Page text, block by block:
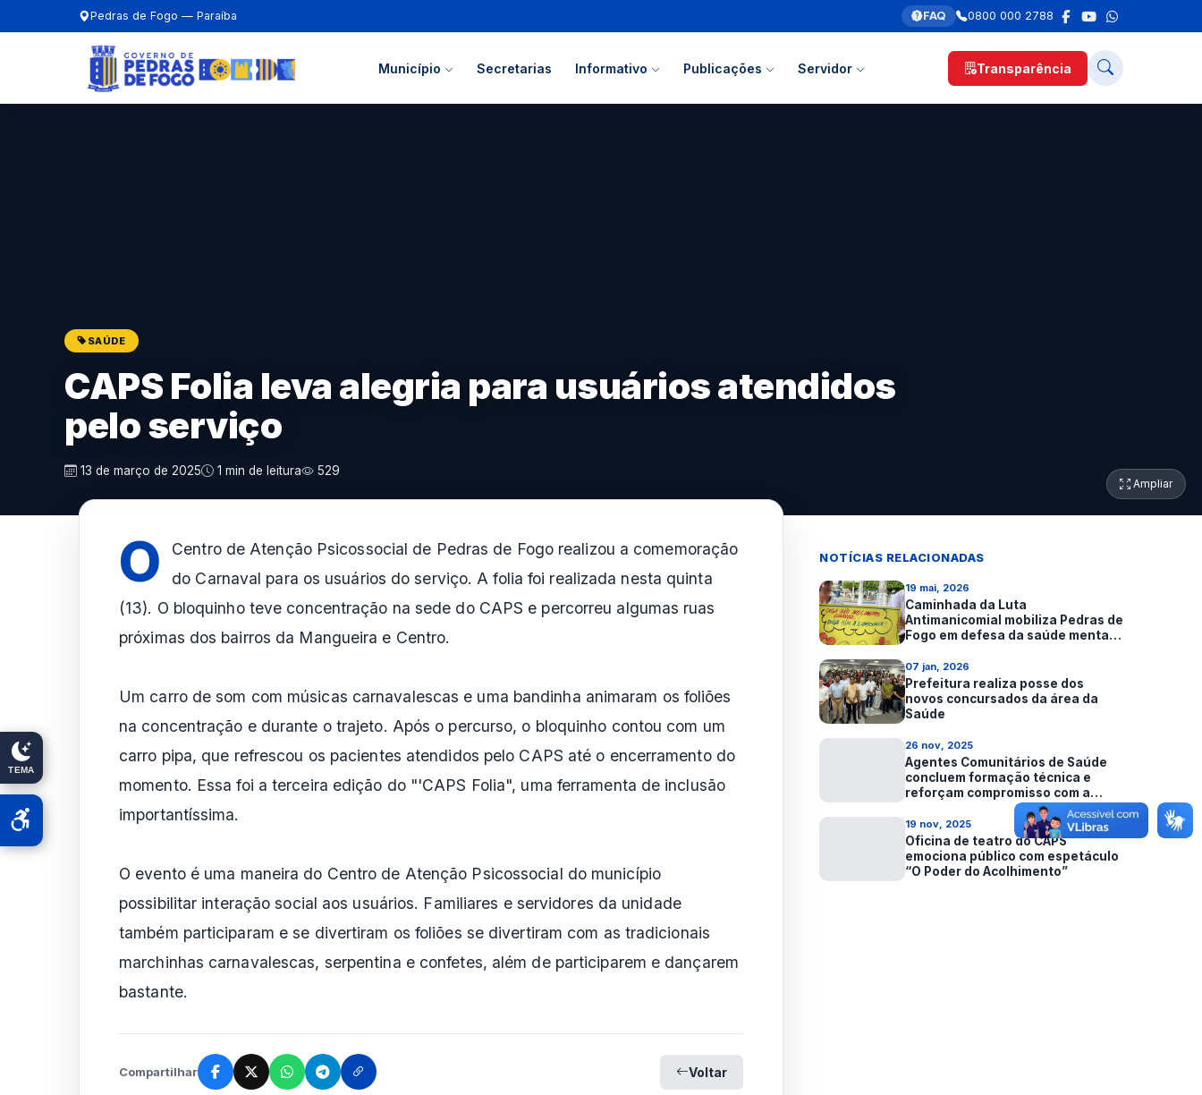
TEMA
Pedras de Fogo — Paraíba FAQ 0800 000 2788
Município Secretarias Informativo Publicações Servidor Transparência
SAÚDE
CAPS Folia leva alegria para usuários atendidos
pelo serviço
13 de março de 2025 1 min de leitura 529
Ampliar
O
Centro de Atenção Psicossocial de Pedras de Fogo realizou a comemoração
do Carnaval para os usuários do serviço. A folia foi realizada nesta quinta
(13). O bloquinho teve concentração na sede do CAPS e percorreu algumas ruas
próximas dos bairros da Mangueira e Centro.
Um carro de som com músicas carnavalescas e uma bandinha animaram os foliões
na concentração e durante o trajeto. Após o percurso, o bloquinho contou com um
carro pipa, que refrescou os pacientes atendidos pelo CAPS até o encerramento do
momento. Essa foi a terceira edição do "'CAPS Folia", uma ferramenta de inclusão
importantíssima.
O evento é uma maneira do Centro de Atenção Psicossocial do município
possibilitar interação social aos usuários. Familiares e servidores da unidade
também participaram e se divertiram os foliões se divertiram com as tradicionais
marchinhas carnavalescas, serpentina e confetes, além de participarem e dançarem
bastante.
Compartilhar Voltar
NOTÍCIAS RELACIONADAS
19 mai, 2026
Caminhada da Luta
Antimanicomial mobiliza Pedras de
Fogo em defesa da saúde mental e
07 jan, 2026
Prefeitura realiza posse dos
novos concursados da área da
Saúde
26 nov, 2025
Agentes Comunitários de Saúde
concluem formação técnica e
reforçam compromisso com a
saúde de Pedras de Fogo
19 nov, 2025
Oficina de teatro do CAPS
emociona público com espetáculo
“O Poder do Acolhimento”